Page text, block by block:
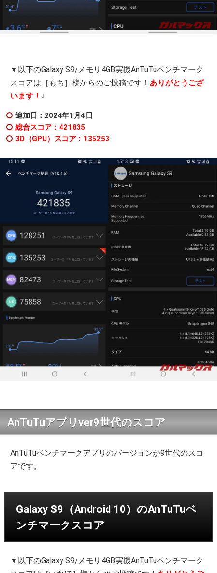
▼以下のGalaxy S9/メモリ4GB実機AnTuTuベンチマーク
スコアは［もち］様からのご投稿です！ ありがとうござ
います！ ↓
追加日：2024年1月4日
総合スコア：421835
3D（GPU）スコア：135253
AnTuTuアプリver9世代のスコア
AnTuTuベンチマークアプリのバージョンが9世代のスコ
アです。
Galaxy S9（Android 10）のAnTuTuベ
ンチマークスコア
▼以下のGalaxy S9/メモリ4GB実機AnTuTuベンチマーク